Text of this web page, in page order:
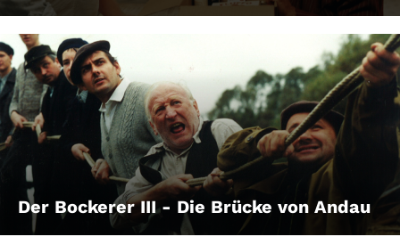
Der Bockerer III - Die Brücke von Andau